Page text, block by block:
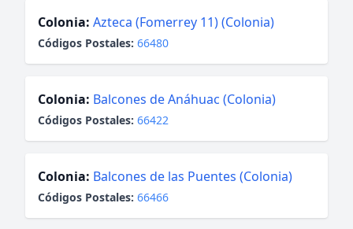
Colonia: Azteca (Fomerrey 11) (Colonia)
Códigos Postales: 66480
Colonia: Balcones de Anáhuac (Colonia)
Códigos Postales: 66422
Colonia: Balcones de las Puentes (Colonia)
Códigos Postales: 66466